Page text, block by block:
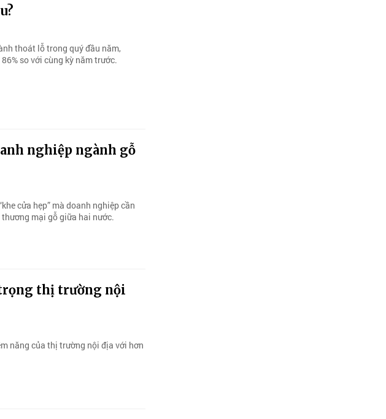
thoát lỗ trong quý đầu năm,
so với cùng kỳ năm trước.
nghiệp ngành gỗ
cửa hẹp” mà doanh nghiệp cần
mại gỗ giữa hai nước.
thị trường nội
năng của thị trường nội địa với hơn